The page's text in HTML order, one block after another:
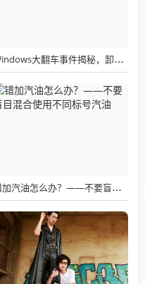
Windows大翻车事件揭秘，卸载也出错，微软建议需谨慎！
错加汽油怎么办？——不要盲目混合使用不同标号汽油